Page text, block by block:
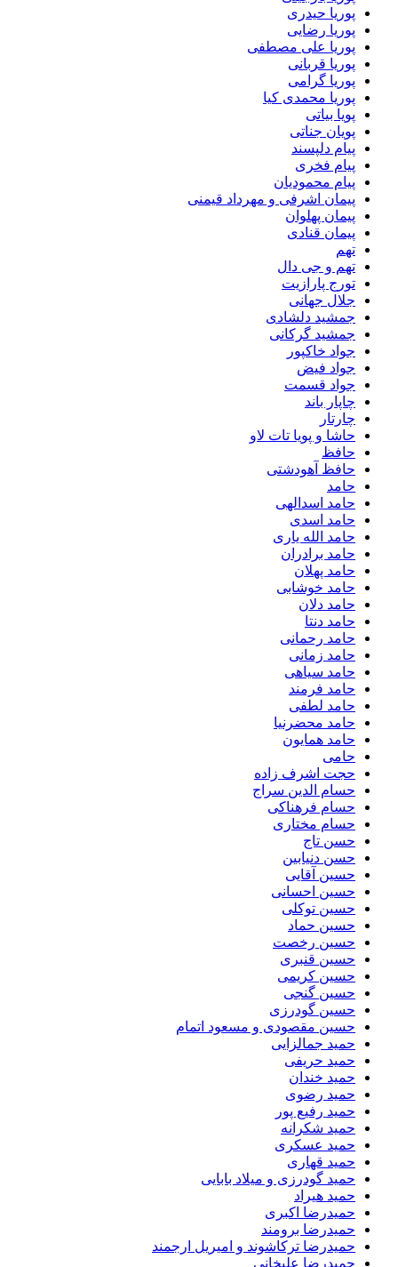
پوریا حیدری
پوریا رضایی
پوریا علی مصطفی
پوریا قربانی
پوریا گرامی
پوریا محمدی کیا
پویا بیاتی
پویان جناتی
پیام دلپسند
پیام فخری
پیام محمودیان
پیمان اشرفی و مهرداد قیمنی
پیمان پهلوان
پیمان قنادی
تهم
تهم و جی دال
تورج پارازیت
جلال جهانی
جمشید دلشادی
جمشید گرکانی
جواد خاکپور
جواد فیض
جواد قسمت
چاپار باند
چارتار
حاشا و پویا تات لاو
حافظ
حافظ آهودشتی
حامد
حامد اسدالهی
حامد اسدی
حامد الله یاری
حامد برادران
حامد پهلان
حامد خوشابی
حامد دلان
حامد دنتا
حامد رحمانی
حامد زمانی
حامد سیاهی
حامد فرمند
حامد لطفی
حامد محضرنیا
حامد همایون
حامی
حجت اشرف زاده
حسام الدین سراج
حسام فرهناکی
حسام مختاری
حسن تاج
حسن دنیابین
حسین آقایی
حسین احسانی
حسین توکلی
حسین حماد
حسین رخصت
حسین قنبری
حسین کریمی
حسین گنجی
حسین گودرزی
حسین مقصودی و مسعود اتمام
حمید جمالزایی
حمید حریفی
حمید خندان
حمید رضوی
حمید رفیع پور
حمید شکرانه
حمید عسکری
حمید قهاری
حمید گودرزی و میلاد بابایی
حمید هیراد
حمیدرضا اکبری
حمیدرضا برومند
حمیدرضا ترکاشوند و امیریل ارجمند
حمیدرضا علیخانی